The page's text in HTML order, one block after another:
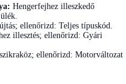
Hengerfejhez illeszkedő
ellenőrizd: Teljes típuskód.
illesztés; ellenőrizd: Gyári
ellenőrizd: Motorváltozat